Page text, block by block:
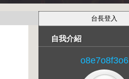
自我介紹
o8e7o8f3o6